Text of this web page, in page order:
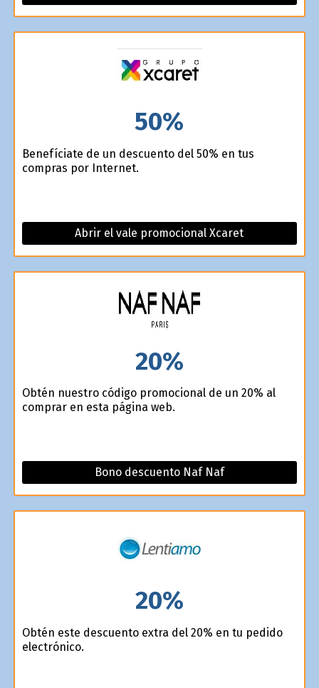
50%
Benefíciate de un descuento del 50% en tus
compras por Internet.
Abrir el vale promocional Xcaret
20%
Obtén nuestro código promocional de un 20% al
comprar en esta página web.
Bono descuento Naf Naf
20%
Obtén este descuento extra del 20% en tu pedido
electrónico.